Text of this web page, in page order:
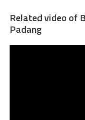
Related video of
Padang